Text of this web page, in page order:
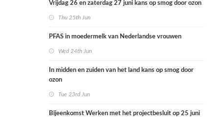
Vrijdag 26 en zaterdag 27 juni kans op smog door ozon
Thu 25th Jun
PFAS in moedermelk van Nederlandse vrouwen
Wed 24th Jun
In midden en zuiden van het land kans op smog door
ozon
Tue 23rd Jun
Bijeenkomst Werken met het projectbesluit op 25 juni